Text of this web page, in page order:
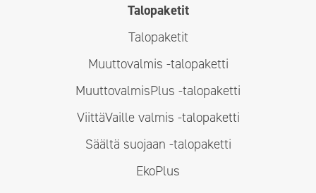
Talopaketit
Talopaketit
Muuttovalmis -talopaketti
MuuttovalmisPlus -talopaketti
ViittäVaille valmis -talopaketti
Säältä suojaan -talopaketti
EkoPlus